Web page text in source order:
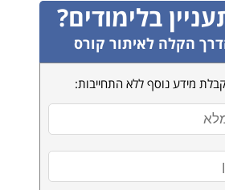
בלימודים?
הקלה לאיתור קורס
מידע נוסף ללא התחייבות: